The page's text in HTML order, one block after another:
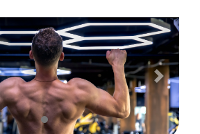
Next